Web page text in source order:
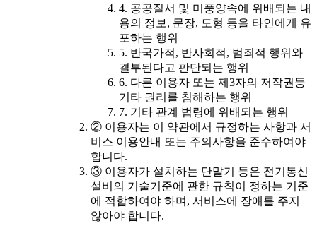
4. 공공질서 및 미풍양속에 위배되는 내
용의 정보, 문장, 도형 등을 타인에게 유
포하는 행위
5. 반국가적, 반사회적, 범죄적 행위와
결부된다고 판단되는 행위
6. 다른 이용자 또는 제3자의 저작권등
기타 권리를 침해하는 행위
7. 기타 관계 법령에 위배되는 행위
② 이용자는 이 약관에서 규정하는 사항과 서
비스 이용안내 또는 주의사항을 준수하여야
합니다.
③ 이용자가 설치하는 단말기 등은 전기통신
설비의 기술기준에 관한 규칙이 정하는 기준
에 적합하여야 하며, 서비스에 장애를 주지
않아야 합니다.